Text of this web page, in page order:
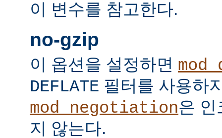
이 변수를 참고한다.
no-gzip
이 옵션을 설정하면
DEFLATE 필터를 사용하
mod_negotiation은 인
지 않는다.